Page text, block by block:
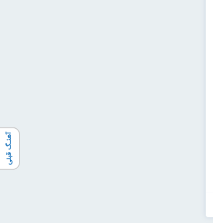
آهنـگ قبلی